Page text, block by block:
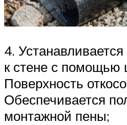
4.
к стене с помощью
Поверхность
Обеспечивается
монтажной пены;